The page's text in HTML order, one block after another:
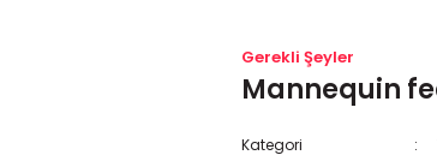
Gerekli Şeyler
Mannequin
Kategori